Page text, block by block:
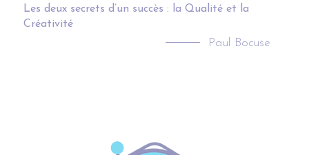
Les deux secrets d’un succès : la Qualité et la
Créativité
Paul Bocuse